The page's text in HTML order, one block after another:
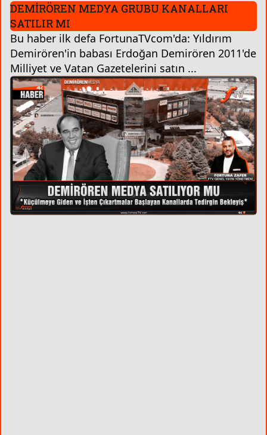
DEMİRÖREN MEDYA GRUBU KANALLARI
SATILIR MI
Bu haber ilk defa FortunaTVcom'da: Yıldırım
Demirören'in babası Erdoğan Demirören 2011'de
Milliyet ve Vatan Gazetelerini satın ...